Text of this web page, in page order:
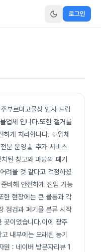
로그인
부르미고물상 인사 드립
업체 입니다.또한 철거를
게 처리합니다. ✨업체
문 운영🧹 추가 서비스
된 창고와 마당의 폐기
려울 것 같다고 걱정하셨
비해 안전하게 진입 가능
한 현장에는 큰 물통과 각
점검과 폐기물 분류 시작
곳이었습니다.이에 광주
내부에는 오래된 농기
원 : 네이버 방문자리뷰 1